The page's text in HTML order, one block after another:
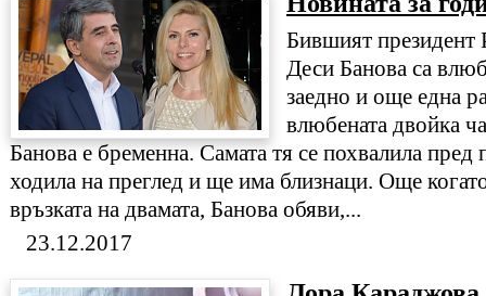
Бившият президент
Деси Банова са
заедно и още една
влюбената двойка
Банова е бременна. Самата тя се похвалила пред
ходила на преглед и ще има близнаци. Още
връзката на двамата, Банова обяви,...
23.12.2017